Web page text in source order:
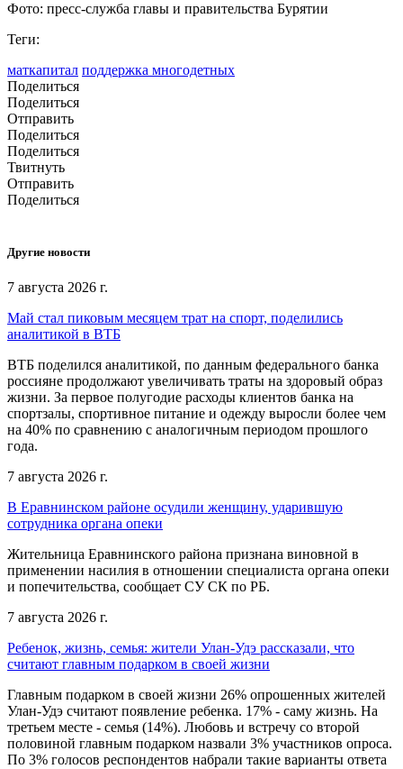
Фото: пресс-служба главы и правительства Бурятии
Теги:
маткапитал поддержка многодетных
Поделиться
Поделиться
Отправить
Поделиться
Поделиться
Твитнуть
Отправить
Поделиться
Другие новости
7 августа 2026 г.
Май стал пиковым месяцем трат на спорт, поделились
аналитикой в ВТБ
ВТБ поделился аналитикой, по данным федерального банка
россияне продолжают увеличивать траты на здоровый образ
жизни. За первое полугодие расходы клиентов банка на
спортзалы, спортивное питание и одежду выросли более чем
на 40% по сравнению с аналогичным периодом прошлого
года.
7 августа 2026 г.
В Еравнинском районе осудили женщину, ударившую
сотрудника органа опеки
Жительница Еравнинского района признана виновной в
применении насилия в отношении специалиста органа опеки
и попечительства, сообщает СУ СК по РБ.
7 августа 2026 г.
Ребенок, жизнь, семья: жители Улан-Удэ рассказали, что
считают главным подарком в своей жизни
Главным подарком в своей жизни 26% опрошенных жителей
Улан-Удэ считают появление ребенка. 17% - саму жизнь. На
третьем месте - семья (14%). Любовь и встречу со второй
половиной главным подарком назвали 3% участников опроса.
По 3% голосов респондентов набрали такие варианты ответа